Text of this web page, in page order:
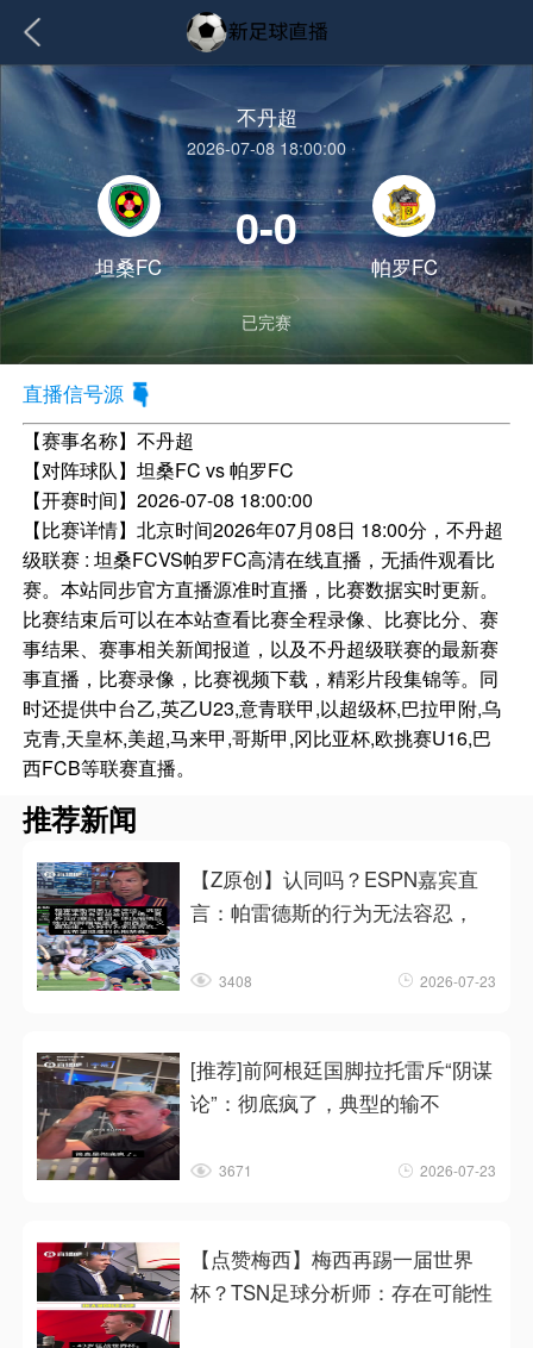
不丹超
2026-07-08 18:00:00
坦桑FC
0-0
帕罗FC
已完赛
直播信号源
【赛事名称】不丹超
【对阵球队】坦桑FC vs 帕罗FC
【开赛时间】2026-07-08 18:00:00
【比赛详情】北京时间2026年07月08日 18:00分，不丹超
级联赛 : 坦桑FCVS帕罗FC高清在线直播，无插件观看比
赛。本站同步官方直播源准时直播，比赛数据实时更新。
比赛结束后可以在本站查看比赛全程录像、比赛比分、赛
事结果、赛事相关新闻报道，以及不丹超级联赛的最新赛
事直播，比赛录像，比赛视频下载，精彩片段集锦等。同
时还提供中台乙,英乙U23,意青联甲,以超级杯,巴拉甲附,乌
克青,天皇杯,美超,马来甲,哥斯甲,冈比亚杯,欧挑赛U16,巴
西FCB等联赛直播。
推荐新闻
【Z原创】认同吗？ESPN嘉宾直
言：帕雷德斯的行为无法容忍，
3408 2026-07-23
[推荐]前阿根廷国脚拉托雷斥“阴谋
论”：彻底疯了，典型的输不
3671 2026-07-23
【点赞梅西】梅西再踢一届世界
杯？TSN足球分析师：存在可能性